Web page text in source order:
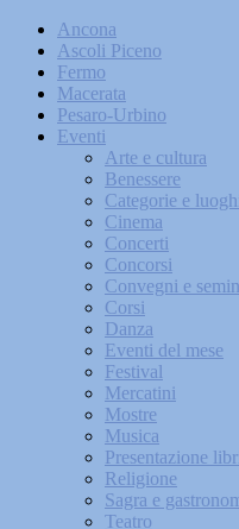
Ancona
Ascoli Piceno
Fermo
Macerata
Pesaro-Urbino
Eventi
Arte e cultura
Benessere
Categorie e
Cinema
Concerti
Concorsi
Convegni e
Corsi
Danza
Eventi del mese
Festival
Mercatini
Mostre
Musica
Presentazione
Religione
Sagra e
Teatro